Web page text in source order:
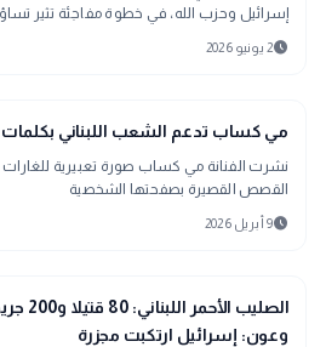
إسرائيل وحزب الله، في خطوة مفاجئة تثير
schedule2 يونيو 2026
interests
منوعات
مي كساب تدعم الشعب اللبناني بكلمات
نشرت الفنانة مي كساب صورة تعبيرية للغارات
القصص القصيرة بصفحتها الشخصية
schedule9 أبريل 2026
language
اخبار عالمية
الصليب
وعون: إسرائيل ارتكبت مجزرة